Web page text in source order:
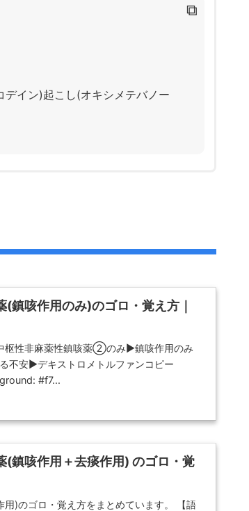
⧉
デイン)起こし(オキシメテバノー
鎮咳作用のみ)のゴロ・覚え方｜
性非麻薬性鎮咳薬②のみ▶鎮咳作用のみ
安▶デキストロメトルファンコピー
#f7...
(鎮咳作用＋去痰作用) のゴロ・覚
)のゴロ・覚え方をまとめています。 【語